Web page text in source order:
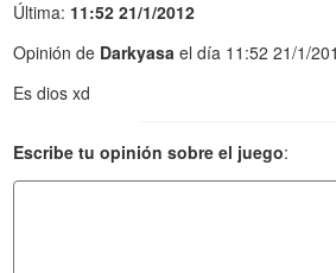
Última: 11:52 21/1/2012
Opinión de Darkyasa el día 11:52 21/1/
Es dios xd
Escribe tu opinión sobre el juego: